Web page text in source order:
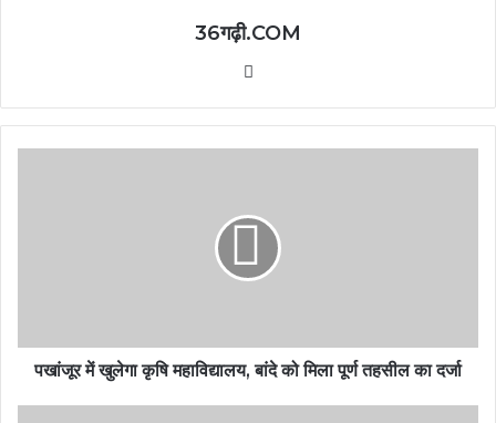
36गढ़ी.COM
पखांजूर में खुलेगा कृषि महाविद्यालय, बांदे को मिला पूर्ण तहसील का दर्जा